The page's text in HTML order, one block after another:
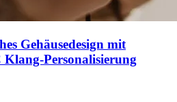
Gehäusedesign mit
Personalisierung